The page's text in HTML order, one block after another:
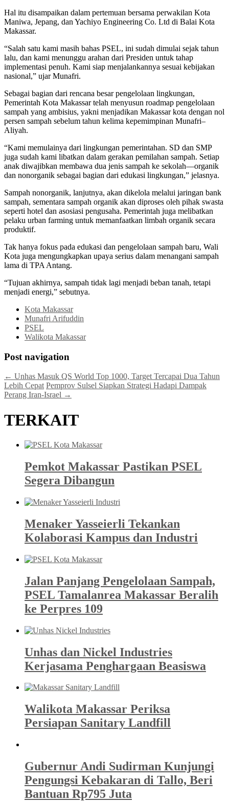
Hal itu disampaikan dalam pertemuan bersama perwakilan Kota
Maniwa, Jepang, dan Yachiyo Engineering Co. Ltd di Balai Kota
Makassar.
“Salah satu kami masih bahas PSEL, ini sudah dimulai sejak tahun
lalu, dan kami menunggu arahan dari Presiden untuk tahap
implementasi penuh. Kami siap menjalankannya sesuai kebijakan
nasional,” ujar Munafri.
Sebagai bagian dari rencana besar pengelolaan lingkungan,
Pemerintah Kota Makassar telah menyusun roadmap pengelolaan
sampah yang ambisius, yakni menjadikan Makassar kota dengan nol
persen sampah sebelum tahun kelima kepemimpinan Munafri–
Aliyah.
“Kami memulainya dari lingkungan pemerintahan. SD dan SMP
juga sudah kami libatkan dalam gerakan pemilahan sampah. Setiap
anak diwajibkan membawa dua jenis sampah ke sekolah—organik
dan nonorganik sebagai bagian dari edukasi lingkungan,” jelasnya.
Sampah nonorganik, lanjutnya, akan dikelola melalui jaringan bank
sampah, sementara sampah organik akan diproses oleh pihak swasta
seperti hotel dan asosiasi pengusaha. Pemerintah juga melibatkan
pelaku urban farming untuk memanfaatkan limbah organik secara
produktif.
Tak hanya fokus pada edukasi dan pengelolaan sampah baru, Wali
Kota juga mengungkapkan upaya serius dalam menangani sampah
lama di TPA Antang.
“Tujuan akhirnya, sampah tidak lagi menjadi beban tanah, tetapi
menjadi energi,” sebutnya.
Kota Makassar
Munafri Arifuddin
PSEL
Walikota Makassar
Post navigation
← Unhas Masuk QS World Top 1000, Target Tercapai Dua Tahun
Lebih Cepat Pemprov Sulsel Siapkan Strategi Hadapi Dampak
Perang Iran-Israel →
TERKAIT
Pemkot Makassar Pastikan PSEL
Segera Dibangun
Menaker Yasseierli Tekankan
Kolaborasi Kampus dan Industri
Jalan Panjang Pengelolaan Sampah,
PSEL Tamalanrea Makassar Beralih
ke Perpres 109
Unhas dan Nickel Industries
Kerjasama Penghargaan Beasiswa
Walikota Makassar Periksa
Persiapan Sanitary Landfill
Gubernur Andi Sudirman Kunjungi
Pengungsi Kebakaran di Tallo, Beri
Bantuan Rp795 Juta